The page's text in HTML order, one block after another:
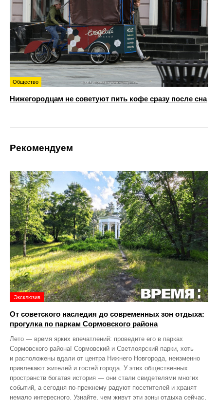
Общество
Нижегородцам не советуют пить кофе сразу после сна
Рекомендуем
Эксклюзив
От советского наследия до современных зон отдыха:
прогулка по паркам Сормовского района
Лето — время ярких впечатлений: проведите его в парках
Сормовского района! Сормовский и Светлоярский парки, хоть
и расположены вдали от центра Нижнего Новгорода, неизменно
привлекают жителей и гостей города. У этих общественных
пространств богатая история — они стали свидетелями многих
событий, а сегодня по‑прежнему радуют посетителей и хранят
немало интересного. Узнайте, чем живут эти зоны отдыха сейчас,